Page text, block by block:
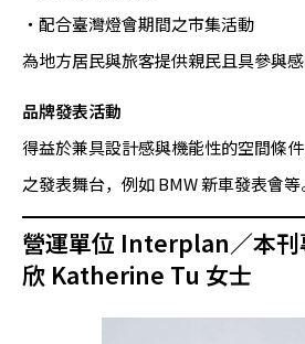
・配合臺灣燈會期間之市集活動
為地方居民與旅客提供親民且具參與感
品牌發表活動
得益於兼具設計感與機能性的空間條
之發表舞台，例如 BMW 新車發表會等
營運單位 Interplan／本刊
欣 Katherine Tu 女士